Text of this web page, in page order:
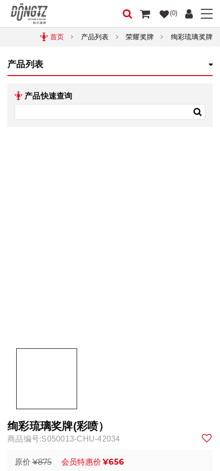
(0)
首页 产品列表 荣耀奖牌 绚彩琉璃奖牌
产品列表
产品快速查询
绚彩琉璃奖牌(彩喷）
商品编号:S050013-CHU-42034
原价 ¥875 会员特惠价 ¥656